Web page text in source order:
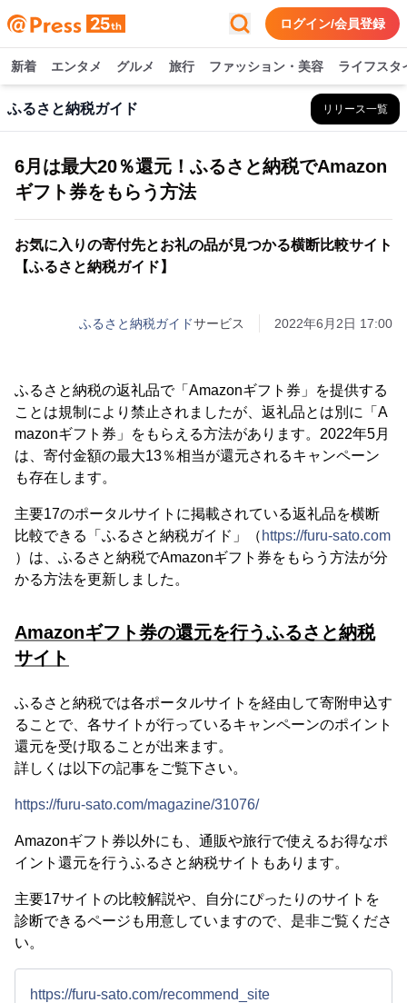
ログイン/会員登録
新着 エンタメ グルメ 旅行 ファッション・美容 ライフスタ
ふるさと納税ガイド リリース一覧
6月は最大20％還元！ふるさと納税でAmazon
ギフト券をもらう方法
お気に入りの寄付先とお礼の品が見つかる横断比較サイト
【ふるさと納税ガイド】
ふるさと納税ガイドサービス 2022年6月2日 17:00
ふるさと納税の返礼品で「Amazonギフト券」を提供する
ことは規制により禁止されましたが、返礼品とは別に「A
mazonギフト券」をもらえる方法があります。2022年5月
は、寄付金額の最大13％相当が還元されるキャンペーン
も存在します。
主要17のポータルサイトに掲載されている返礼品を横断
比較できる「ふるさと納税ガイド」（ https://furu-sato.com
）は、ふるさと納税でAmazonギフト券をもらう方法が分
かる方法を更新しました。
Amazonギフト券の還元を行うふるさと納税
サイト
ふるさと納税では各ポータルサイトを経由して寄附申込す
ることで、各サイトが行っているキャンペーンのポイント
還元を受け取ることが出来ます。
詳しくは以下の記事をご覧下さい。
https://furu-sato.com/magazine/31076/
Amazonギフト券以外にも、通販や旅行で使えるお得なポ
イント還元を行うふるさと納税サイトもあります。
主要17サイトの比較解説や、自分にぴったりのサイトを
診断できるページも用意していますので、是非ご覧くださ
い。
https://furu-sato.com/recommend_site